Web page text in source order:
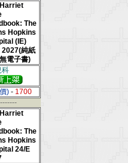
The
Hopkins
(IE)
2027(純紙
電子書)
科
) - 1700
The
Hopkins
24/E